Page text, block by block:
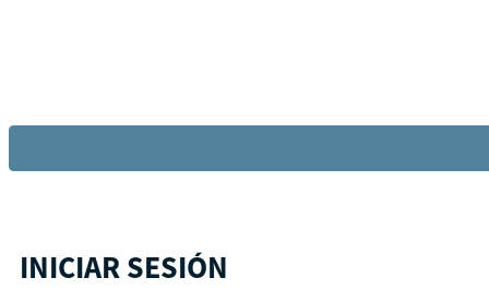
INICIAR SESIÓN